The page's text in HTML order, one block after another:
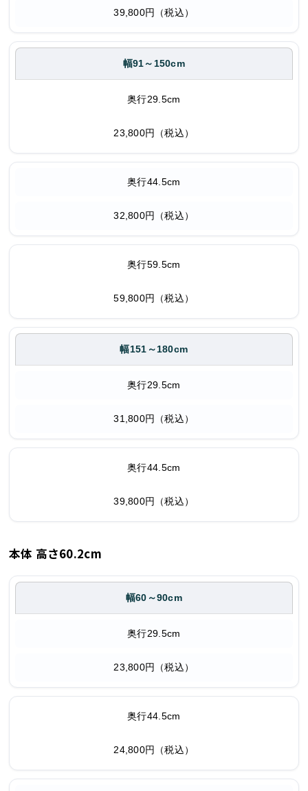
39,800円（税込）
幅91～150cm
奥行29.5cm
23,800円（税込）
奥行44.5cm
32,800円（税込）
奥行59.5cm
59,800円（税込）
幅151～180cm
奥行29.5cm
31,800円（税込）
奥行44.5cm
39,800円（税込）
本体 高さ60.2cm
幅60～90cm
奥行29.5cm
23,800円（税込）
奥行44.5cm
24,800円（税込）